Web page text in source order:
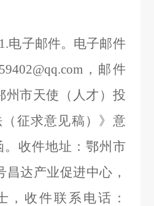
1.电子邮件。电子邮件
，邮件
州市天使（人才）投
征求意见稿）》意
。收件地址：鄂州市
达产业促进中心，
，收件联系电话：